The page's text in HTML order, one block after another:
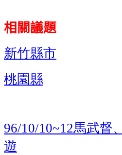
相關議題
新竹縣市
桃園縣
96/10/10~12馬武督
遊